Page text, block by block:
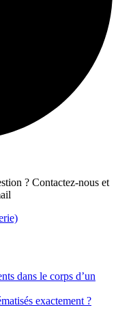
? Contactez-nous et
dans le corps d’un
exactement ?